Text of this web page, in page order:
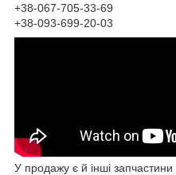
+38-067-705-33-69
+38-093-699-20-03
У продажу є й інші запчастини